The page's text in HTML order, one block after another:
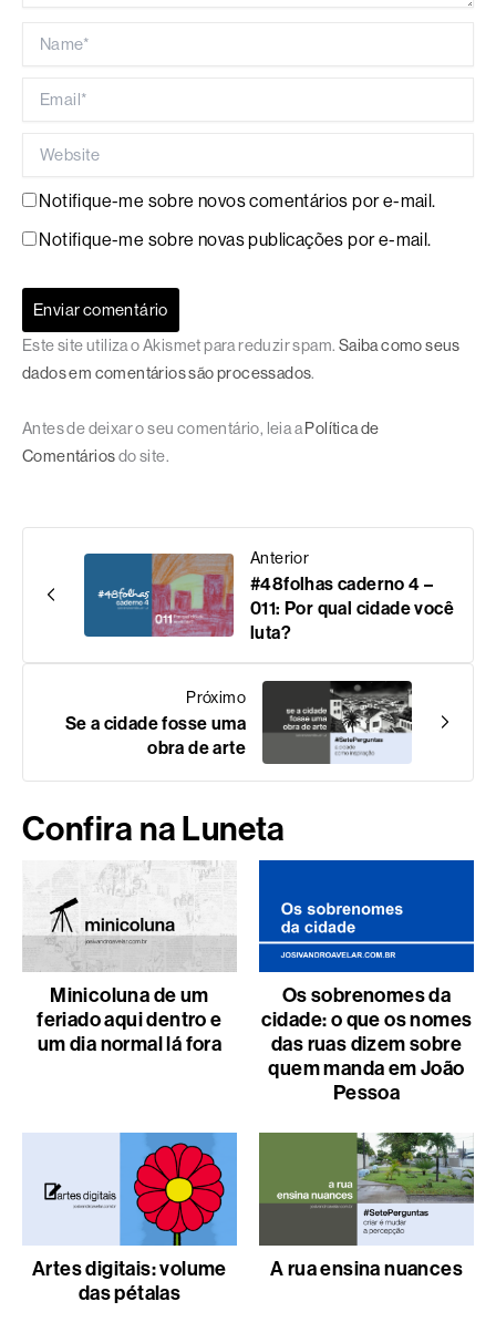
Notifique-me sobre novos comentários por e-mail.
Notifique-me sobre novas publicações por e-mail.
Este site utiliza o Akismet para reduzir spam. Saiba como seus
dados em comentários são processados.
Antes de deixar o seu comentário, leia aPolítica de
Comentáriosdo site.
Anterior
#48folhas caderno 4 –
011: Por qual cidade você
luta?
Próximo
Se a cidade fosse uma
obra de arte
Confira na Luneta
Minicoluna de um
feriado aqui dentro e
um dia normal lá fora
Os sobrenomes da
cidade: o que os nomes
das ruas dizem sobre
quem manda em João
Pessoa
Artes digitais: volume
das pétalas
A rua ensina nuances